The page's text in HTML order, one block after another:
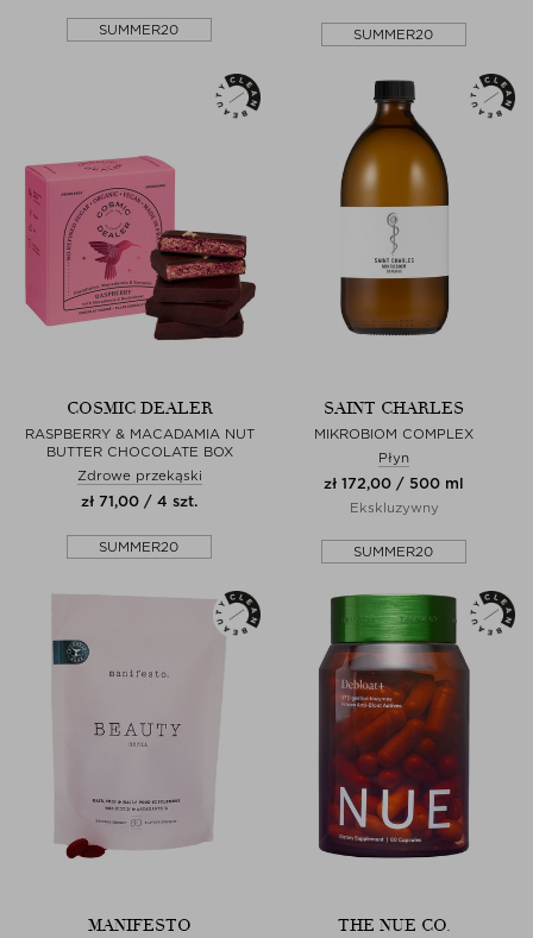
SUMMER20 SUMMER20
COSMIC DEALER
RASPBERRY & MACADAMIA NUT
BUTTER CHOCOLATE BOX
Zdrowe przekąski
zł 71,00 / 4 szt.
SUMMER20
SAINT CHARLES
MIKROBIOM COMPLEX
Płyn
zł 172,00 / 500 ml
Ekskluzywny
SUMMER20
MANIFESTO THE NUE CO.